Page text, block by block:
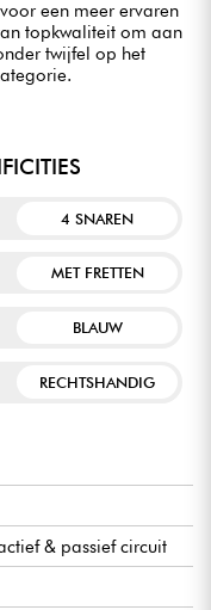
een meer ervaren
topkwaliteit om aan
twijfel op het
4 SNAREN
MET FRETTEN
BLAUW
RECHTSHANDIG
& passief circuit